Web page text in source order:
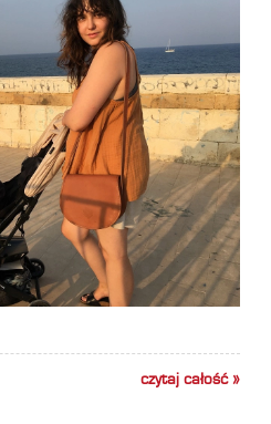
czytaj całość »